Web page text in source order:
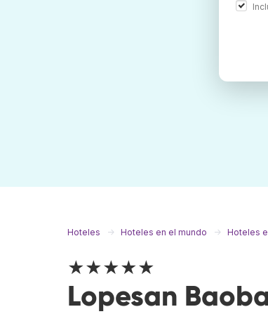
Hoteles Hoteles en el mundo Hoteles
★★★★★
Lopesan